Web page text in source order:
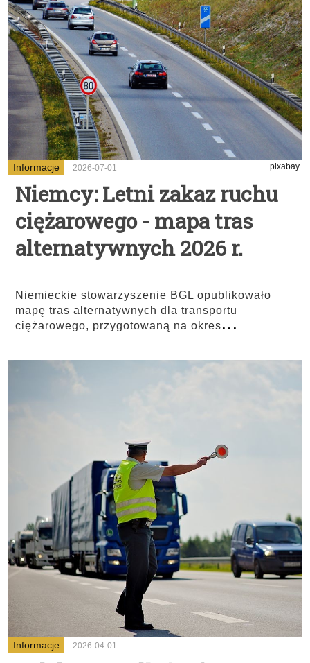
Informacje 2026-07-01 pixabay
Niemcy: Letni zakaz ruchu
ciężarowego - mapa tras
alternatywnych 2026 r.
Niemieckie stowarzyszenie BGL opublikowało
mapę tras alternatywnych dla transportu
ciężarowego, przygotowaną na okres...
Informacje 2026-04-01